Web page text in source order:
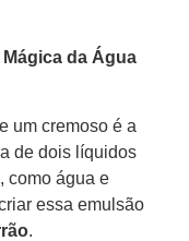
da Água
um cremoso é a
de dois líquidos
como água e
essa emulsão
.